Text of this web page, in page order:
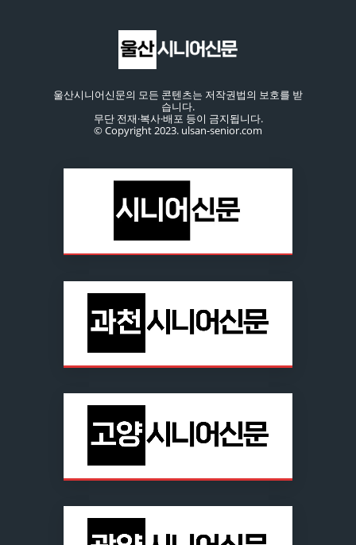
울산시니어신문의 모든 콘텐츠는 저작권법의 보호를 받
습니다.
무단 전재·복사·배포 등이 금지됩니다.
© Copyright 2023. ulsan-senior.com